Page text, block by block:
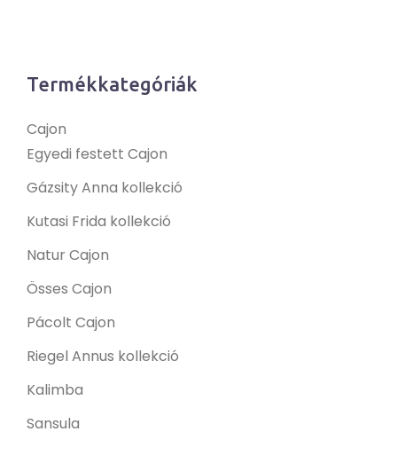
Termékkategóriák
Cajon
Egyedi festett Cajon
Gázsity Anna kollekció
Kutasi Frida kollekció
Natur Cajon
Össes Cajon
Pácolt Cajon
Riegel Annus kollekció
Kalimba
Sansula